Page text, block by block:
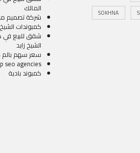
SOKHNA المالك
شركة تصميم
كمبوندات الشيخ
شقق للبيع في
الشيخ زايد
سعر سهم بالم
seo agencies
كمبوند بادية